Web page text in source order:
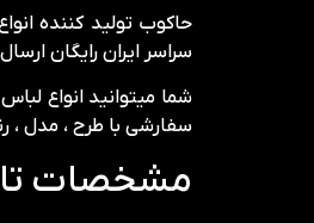
حاکوب تولید کننده
سراسر ایران رایگان
شما میتوانید انواع
سفارشی با طرح ، مدل ،
مشخصات